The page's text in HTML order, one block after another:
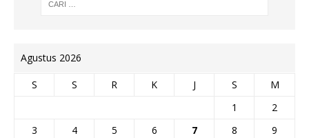
Agustus 2026
S S R K J S
M
1
2
3
4 5 6 7 8
9